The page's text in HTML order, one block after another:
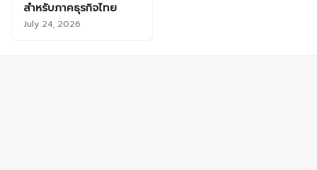
สำหรับภาคธุรกิจไทย
July 24, 2026